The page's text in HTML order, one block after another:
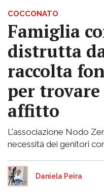
COCCONATO
Famiglia
distrutta
raccolta
per
affitto
L'associazione Nodo
necessità dei genitori
Daniela Peira